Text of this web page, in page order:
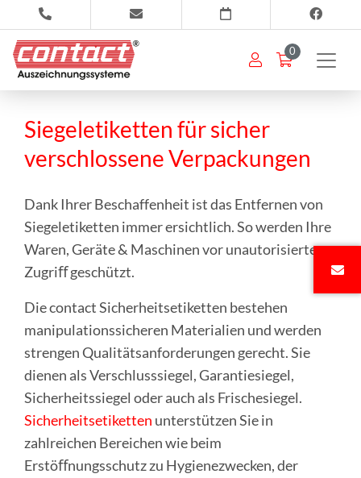
0
Siegeletiketten für sicher
verschlossene Verpackungen
Dank Ihrer Beschaffenheit ist das Entfernen von
Siegeletiketten immer ersichtlich. So werden Ihre
Waren, Geräte & Maschinen vor unautorisiertem
Zugriﬀ geschützt.
Die contact Sicherheitsetiketten bestehen
manipulationssicheren Materialien und werden
strengen Qualitätsanforderungen gerecht. Sie
dienen als Verschlusssiegel, Garantiesiegel,
Sicherheitssiegel oder auch als Frischesiegel.
Sicherheitsetiketten unterstützen Sie in
zahlreichen Bereichen wie beim
Erstöﬀnungsschutz zu Hygienezwecken, der